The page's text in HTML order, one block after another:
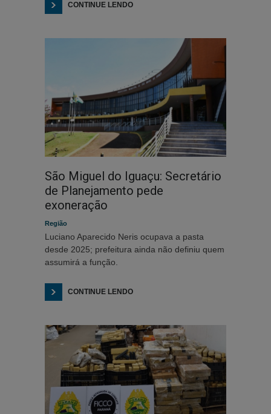
CONTINUE LENDO
São Miguel do Iguaçu: Secretário
de Planejamento pede
exoneração
Região
Luciano Aparecido Neris ocupava a pasta
desde 2025; prefeitura ainda não definiu quem
assumirá a função.
CONTINUE LENDO